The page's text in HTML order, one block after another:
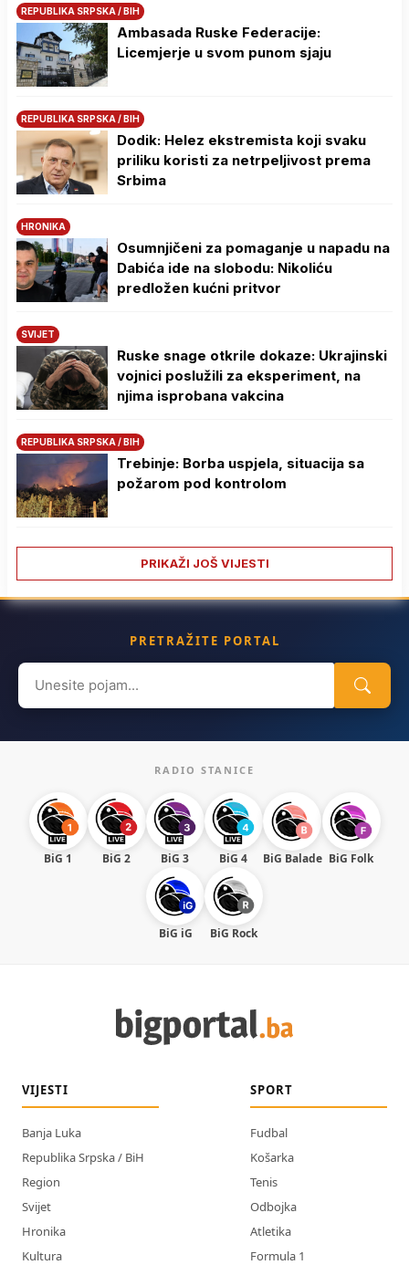
REPUBLIKA SRPSKA / BIH
Ambasada Ruske Federacije:
Licemjerje u svom punom sjaju
REPUBLIKA SRPSKA / BIH
Dodik: Helez ekstremista koji svaku
priliku koristi za netrpeljivost prema
Srbima
HRONIKA
Osumnjičeni za pomaganje u napadu na
Dabića ide na slobodu: Nikoliću
predložen kućni pritvor
SVIJET
Ruske snage otkrile dokaze: Ukrajinski
vojnici poslužili za eksperiment, na
njima isprobana vakcina
REPUBLIKA SRPSKA / BIH
Trebinje: Borba uspjela, situacija sa
požarom pod kontrolom
PRIKAŽI JOŠ VIJESTI
PRETRAŽITE PORTAL
Search
for:
RADIO STANICE
BiG 1 BiG 2 BiG 3 BiG 4 BiG Balade BiG Folk
BiG iG BiG Rock
VIJESTI
Banja Luka
Republika Srpska / BiH
Region
Svijet
Hronika
Kultura
SPORT
Fudbal
Košarka
Tenis
Odbojka
Atletika
Formula 1